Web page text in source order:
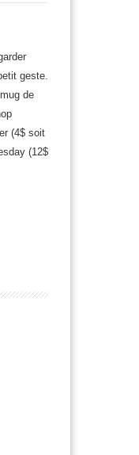
geste.
de
(4$ soit
(12$